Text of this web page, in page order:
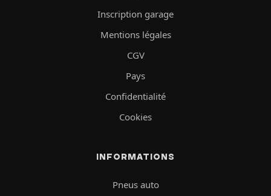
Inscription garage
Mentions légales
CGV
Pays
Confidentialité
Cookies
INFORMATIONS
Pneus auto